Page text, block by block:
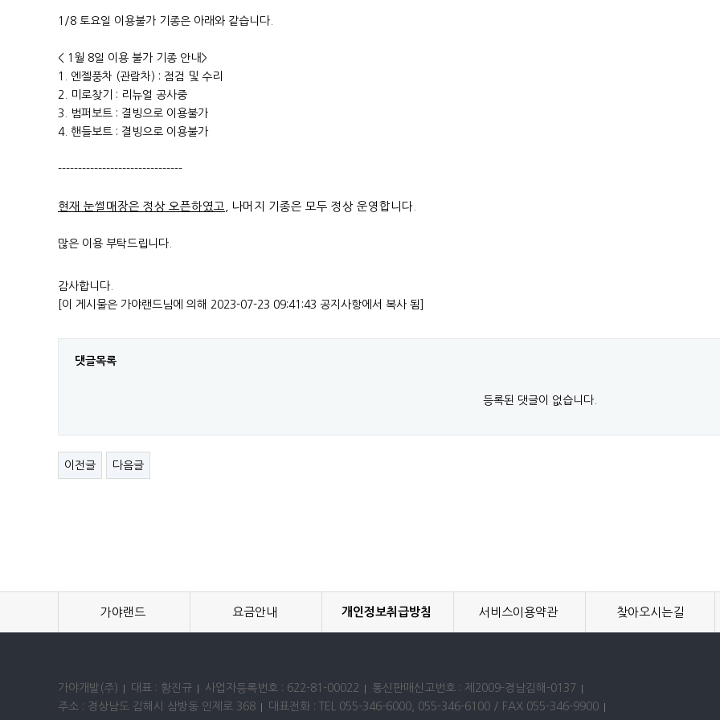
1/8 토요일 이용불가 기종은 아래와 같습니다.
< 1월 8일 이용 불가 기종 안내>
1. 엔젤풍차 (관람차) : 점검 및 수리
2. 미로찾기 : 리뉴얼 공사중
3. 범퍼보트 : 결빙으로 이용불가
4. 핸들보트 : 결빙으로 이용불가
-------------------------------
현재 눈썰매장은 정상 오픈하였고 , 나머지 기종은 모두 정상 운영합니다.
많은 이용 부탁드립니다.
감사합니다.
[이 게시물은 가야랜드님에 의해 2023-07-23 09:41:43 공지사항에서 복사 됨]
댓글목록
등록된 댓글이 없습니다.
이전글 다음글
가야랜드 요금안내 개인정보취급방침 서비스이용약관 찾아오시는길
가야개발(주) 대표 : 황진규 사업자등록번호 : 622-81-00022
통신판매신고번호 : 제2009-경남김해-0137
주소 : 경상남도 김해시 삼방동 인제로 368
대표전화 : TEL 055-346-6000, 055-346-6100 / FAX 055-346-9900